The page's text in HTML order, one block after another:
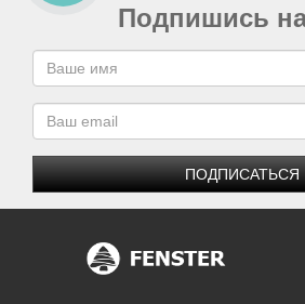
Подпишись
ПОДПИСАТЬСЯ